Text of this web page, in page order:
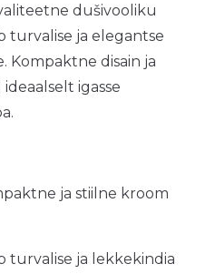
dušivooliku
turvalise ja elegantse
Kompaktne disain ja
igasse
ja stiilne kroom
turvalise ja lekkekindia